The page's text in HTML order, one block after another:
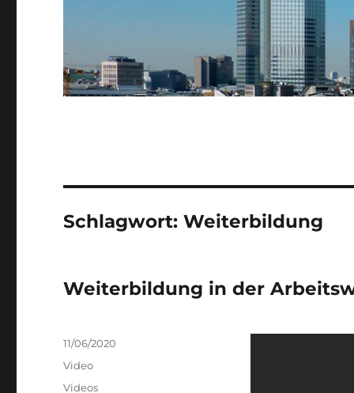
Schlagwort:Weiterbildung
Weiterbildung in der
Veröffentlicht
am
11/06/2020
Format
Video
Kategorien
Videos